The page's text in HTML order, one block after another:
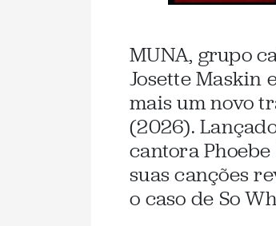
MUNA, grupo
Josette Maskin
mais um novo
(2026).
cantora
suas canções
o caso de So